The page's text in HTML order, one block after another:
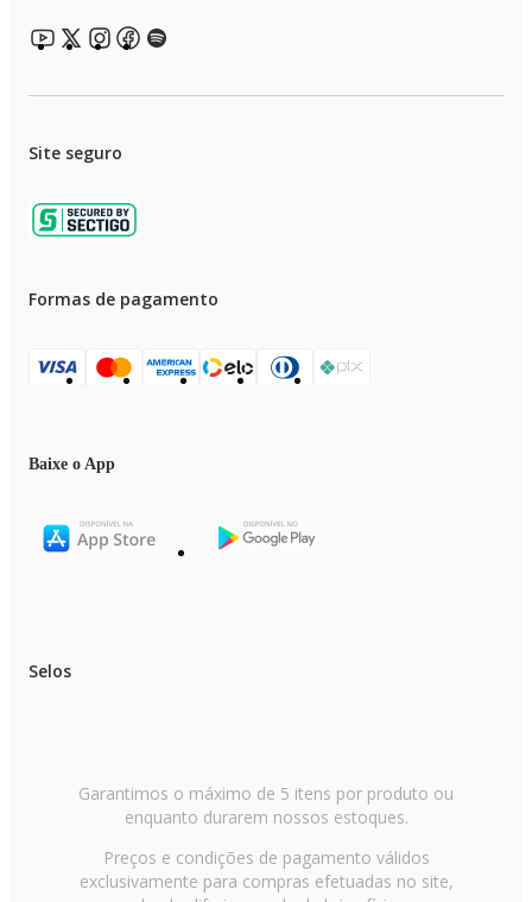
Site seguro
Formas de pagamento
Baixe o App
Selos
Garantimos o máximo de 5 itens por produto ou
enquanto durarem nossos estoques.
Preços e condições de pagamento válidos
exclusivamente para compras efetuadas no site,